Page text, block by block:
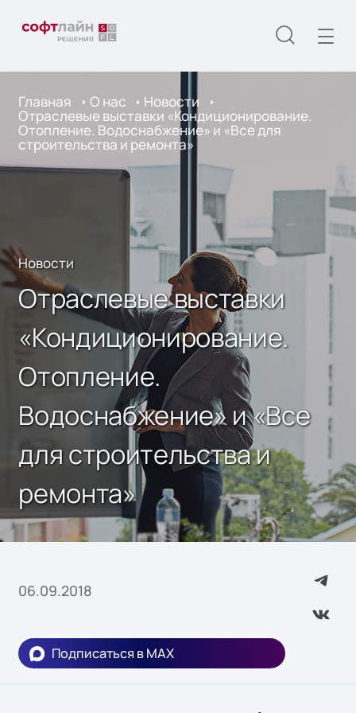
Главная О нас Новости
Отраслевые выставки «Кондиционирование.
Отопление. Водоснабжение» и «Все для
строительства и ремонта»
Новости
Отраслевые выставки
«Кондиционирование.
Отопление.
Водоснабжение» и «Все
для строительства и
ремонта»
06.09.2018
Подписаться в MAX